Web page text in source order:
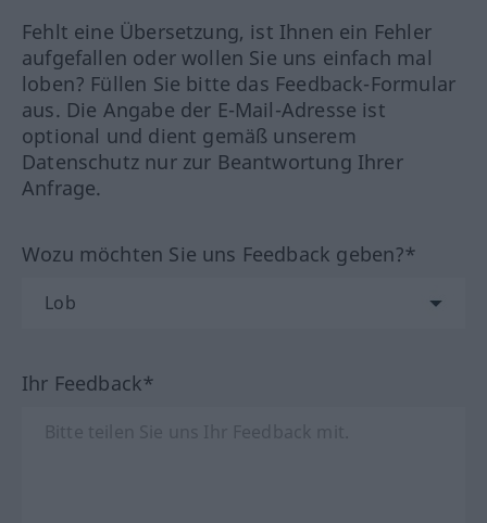
Fehlt eine Übersetzung, ist Ihnen ein Fehler
aufgefallen oder wollen Sie uns einfach mal
loben? Füllen Sie bitte das Feedback-Formular
aus. Die Angabe der E-Mail-Adresse ist
optional und dient gemäß unserem
Datenschutz nur zur Beantwortung Ihrer
Anfrage.
Wozu möchten Sie uns Feedback geben?*
Ihr Feedback*